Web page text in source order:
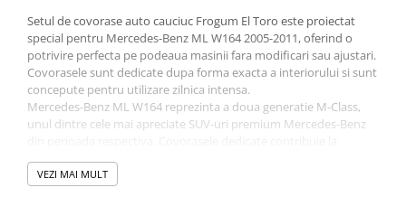
Suporti Pahar Auto
Suporti Telefon Auto
Tetiera Auto
COVORASE AUTO
Covorase BMW
Setul de covorase auto cauciuc Frogum El Toro este proiectat
special pentru Mercedes-Benz ML W164 2005-2011, oferind o
potrivire perfecta pe podeaua masinii fara modificari sau ajustari.
Covorasele sunt dedicate dupa forma exacta a interiorului si sunt
concepute pentru utilizare zilnica intensa.
Mercedes-Benz ML W164 reprezinta a doua generatie M-Class,
unul dintre cele mai apreciate SUV-uri premium Mercedes-Benz
protejarea eficienta a interiorului impotriva apei, noroiului,
nisipului sau lichidelor.
VEZI MAI MULT